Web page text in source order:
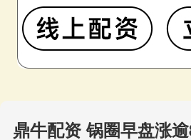
鼎牛配资 锅圈早盘涨